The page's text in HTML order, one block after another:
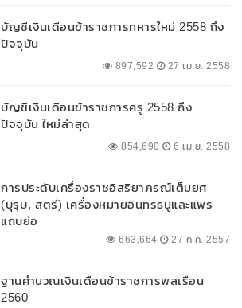
บัญชีเงินเดือนข้าราชการทหารใหม่ 2558 ถึง
ปัจจุบัน
897,592 27 เม.ย. 2558
บัญชีเงินเดือนข้าราชการครู 2558 ถึง
ปัจจุบัน ใหม่ล่าสุด
854,690 6 เม.ย. 2558
การประดับเครื่องราชอิสริยาภรณ์เต็มยศ
(บุรุษ, สตรี) เครื่องหมายอินทรธนูและแพร
แถบย่อ
663,664 27 ก.ค. 2557
ฐานคำนวณเงินเดือนข้าราชการพลเรือน
2560